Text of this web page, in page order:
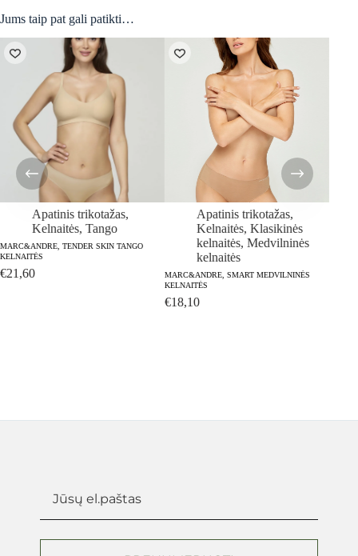
Jums taip pat gali patikti…
Apatinis trikotažas,
Kelnaitės, Tango
MARC&ANDRE, TENDER SKIN TANGO
KELNAITĖS
€21,60
Apatinis trikotažas,
Kelnaitės,Klasikinės
kelnaitės,Medvilninės
kelnaitės
MARC&ANDRE, SMART MEDVILNINĖS
KELNAITĖS
€18,10